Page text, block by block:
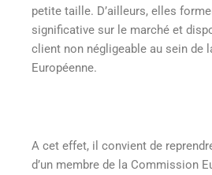
petite taille. D’ailleurs, elles
significative sur le marché et
client non négligeable au sein de
Européenne.
A cet effet, il convient de
d’un membre de la Commission